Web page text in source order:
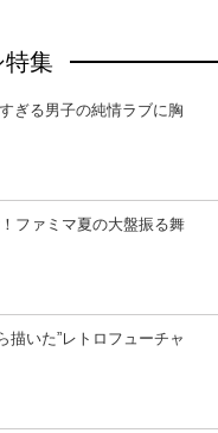
集
ぎる男子の純情ラブに胸
ファミマ夏の大盤振る舞
いた”レトロフューチャ